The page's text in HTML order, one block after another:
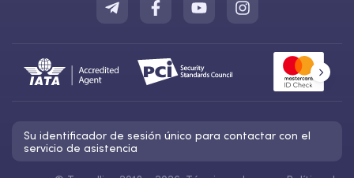
Su identificador de sesión único para contactar con el
servicio de asistencia